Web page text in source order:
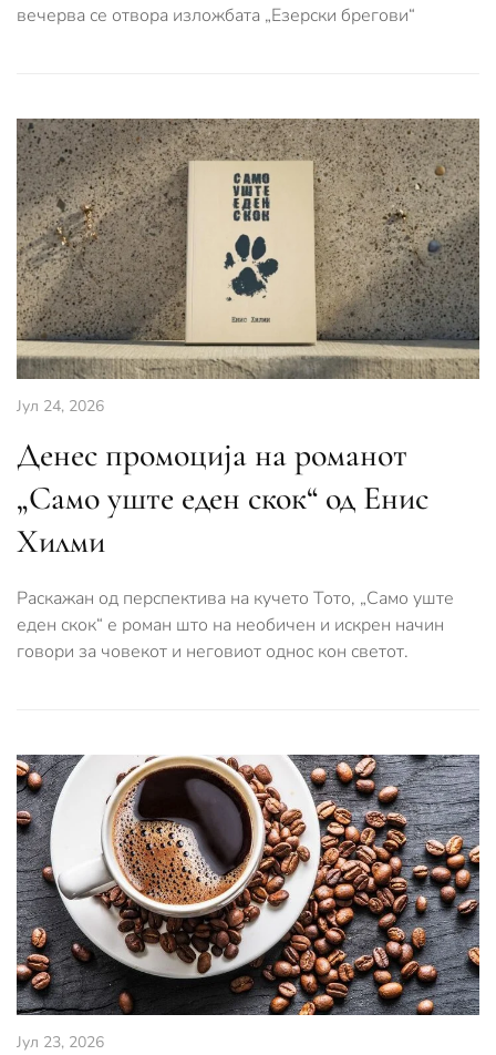
вечерва се отвора изложбата „Езерски брегови“
Јул 24, 2026
Денес промоција на романот
„Само уште еден скок“ од Енис
Хилми
Раскажан од перспектива на кучето Тото, „Само уште
еден скок“ е роман што на необичен и искрен начин
говори за човекот и неговиот однос кон светот.
Јул 23, 2026